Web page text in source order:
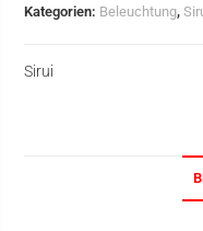
Kategorien: Beleuchtung,
Sirui